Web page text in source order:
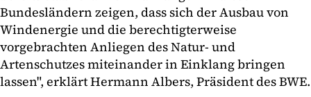
Bundesländern zeigen, dass sich der Ausbau von
Windenergie und die berechtigterweise
vorgebrachten Anliegen des Natur- und
Artenschutzes miteinander in Einklang bringen
lassen", erklärt Hermann Albers, Präsident des BWE.